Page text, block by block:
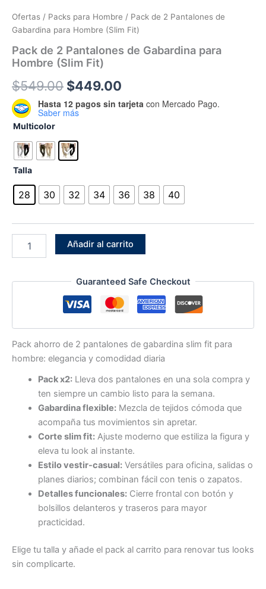
Ofertas / Packs para Hombre / Pack de 2 Pantalones de
Gabardina para Hombre (Slim Fit)
Pack de 2 Pantalones de Gabardina para
Hombre (Slim Fit)
$549.00 Original
price
$549.00.
$449.00
price
Hasta 12 pagos sin tarjeta con Mercado Pago.
Saber más
Multicolor
Talla
28 30 32 34 36 38 40
Fit)
cantidad
Añadir al carrito
Guaranteed Safe Checkout
Pack ahorro de 2 pantalones de gabardina slim fit para
hombre: elegancia y comodidad diaria
Pack x2:Lleva dos pantalones en una sola compra y
ten siempre un cambio listo para la semana.
Gabardina flexible:Mezcla de tejidos cómoda que
acompaña tus movimientos sin apretar.
Corte slim fit:Ajuste moderno que estiliza la figura y
eleva tu look al instante.
Estilo vestir-casual:Versátiles para oficina, salidas o
planes diarios; combinan fácil con tenis o zapatos.
Detalles funcionales:Cierre frontal con botón y
bolsillos delanteros y traseros para mayor
practicidad.
Elige tu talla y añade el pack al carrito para renovar tus looks
sin complicarte.